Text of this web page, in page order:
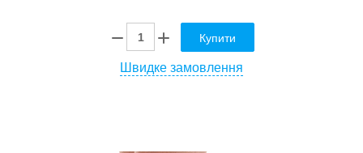
Купити
Швидке замовлення